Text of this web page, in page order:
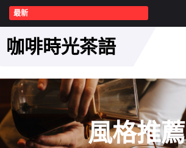
最新
咖啡時光茶語
風格推薦